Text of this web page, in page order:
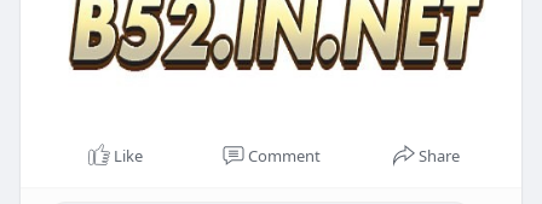
Like Comment Share